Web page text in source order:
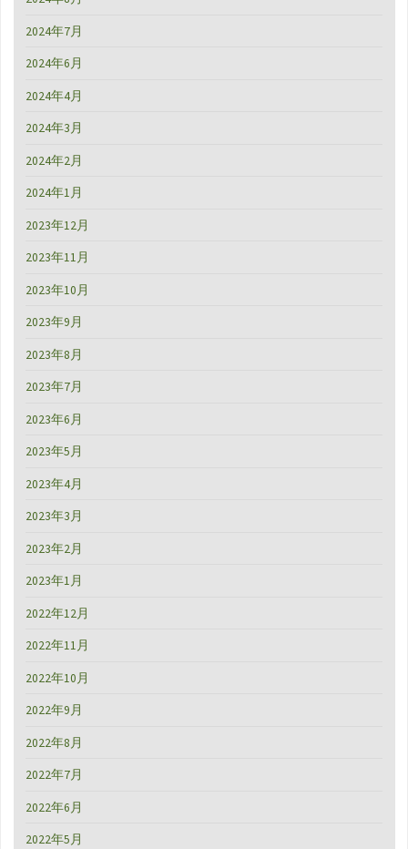
2024年7月
2024年6月
2024年4月
2024年3月
2024年2月
2024年1月
2023年12月
2023年11月
2023年10月
2023年9月
2023年8月
2023年7月
2023年6月
2023年5月
2023年4月
2023年3月
2023年2月
2023年1月
2022年12月
2022年11月
2022年10月
2022年9月
2022年8月
2022年7月
2022年6月
2022年5月